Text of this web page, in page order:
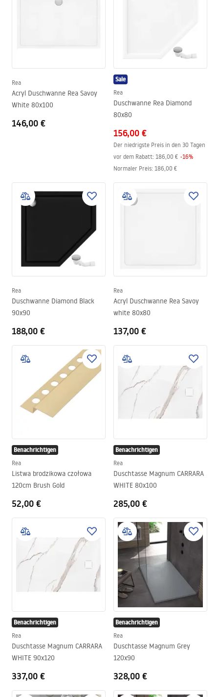
Rea
Acryl Duschwanne Rea Savoy
White 80x100
146,00 €
Sale
Rea
Duschwanne Rea Diamond
80x80
156,00 €
Der niedrigste Preis in den 30 Tagen
vor dem Rabatt: 186,00 € -16%
Normaler Preis: 186,00 €
Rea
Duschwanne Diamond Black
90x90
188,00 €
Rea
Acryl Duschwanne Rea Savoy
white 80x80
137,00 €
Benachrichtigen
Rea
Listwa brodzikowa czołowa
120cm Brush Gold
52,00 €
Benachrichtigen
Rea
Duschtasse Magnum CARRARA
WHITE 80x100
285,00 €
Benachrichtigen
Rea
Duschtasse Magnum CARRARA
WHITE 90x120
337,00 €
Benachrichtigen
Rea
Duschtasse Magnum Grey
120x90
328,00 €